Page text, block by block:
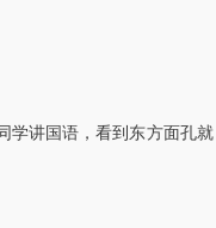
学讲国语，看到东方面孔就